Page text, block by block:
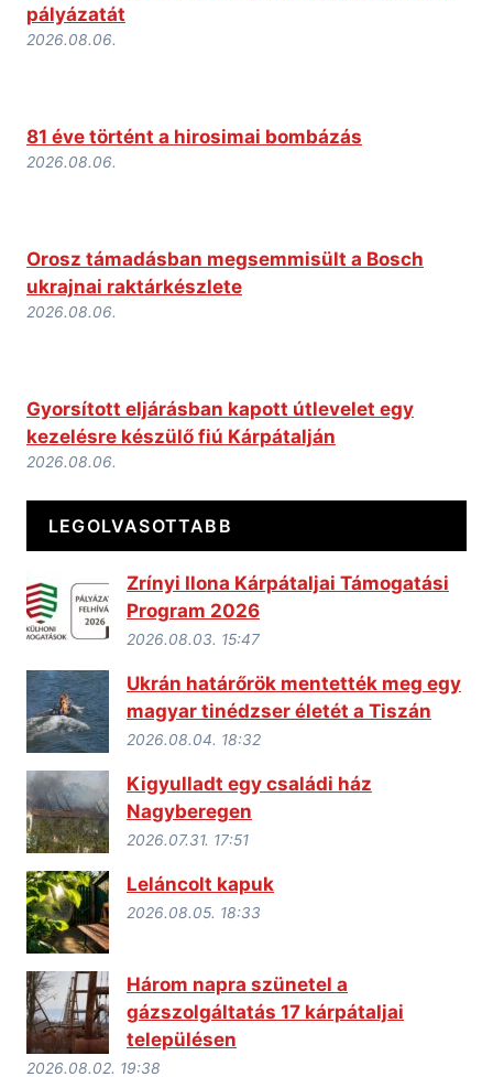
pályázatát
2026.08.06.
81 éve történt a hirosimai bombázás
2026.08.06.
Orosz támadásban megsemmisült a Bosch
ukrajnai raktárkészlete
2026.08.06.
Gyorsított eljárásban kapott útlevelet egy
kezelésre készülő fiú Kárpátalján
2026.08.06.
LEGOLVASOTTABB
Zrínyi Ilona Kárpátaljai Támogatási
Program 2026
2026.08.03. 15:47
Ukrán határőrök mentették meg egy
magyar tinédzser életét a Tiszán
2026.08.04. 18:32
Kigyulladt egy családi ház
Nagyberegen
2026.07.31. 17:51
Leláncolt kapuk
2026.08.05. 18:33
Három napra szünetel a
gázszolgáltatás 17 kárpátaljai
településen
2026.08.02. 19:38